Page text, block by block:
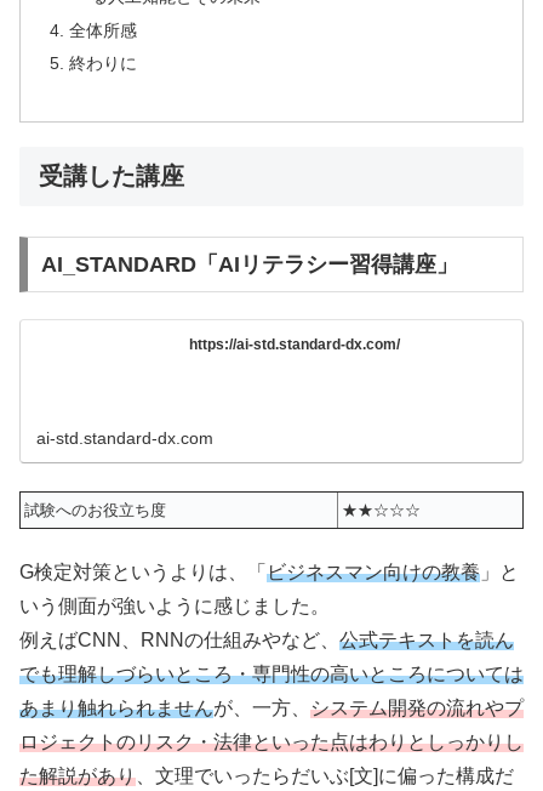
全体所感
終わりに
受講した講座
AI_STANDARD「AIリテラシー習得講座」
https://ai-std.standard-dx.com/
ai-std.standard-dx.com
試験へのお役立ち度 ★★☆☆☆
G検定対策というよりは、「 ビジネスマン向けの教養 」と
いう側面が強いように感じました。
例えばCNN、RNNの仕組みやなど、 公式テキストを読ん
でも理解しづらいところ・専門性の高いところについては
あまり触れられませんが、一方、 システム開発の流れやプ
ロジェクトのリスク・法律といった点はわりとしっかりし
た解説があり 、文理でいったらだいぶ[文]に偏った構成だ